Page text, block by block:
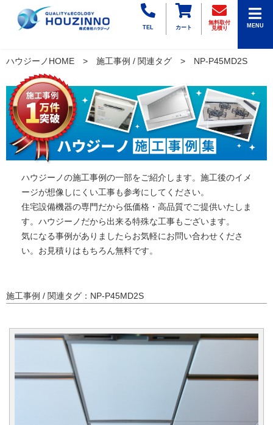
TEL カート
無料取付
見積り
MENU
ハウジーノHOME 施工事例 / 関連タグ NP-P45MD2S
ハウジーノの施工事例の一部をご紹介します。施工後のイメ
ージが想像しにくい工事も参考にしてください。
住宅設備機器の専門だから低価格・高品質でご提供いたしま
す。ハウジーノだから出来る特殊な工事もございます。
気になる事例がありましたらお気軽にお問い合わせくださ
い。お見積りはもちろん無料です。
施工事例 / 関連タグ：NP-P45MD2S